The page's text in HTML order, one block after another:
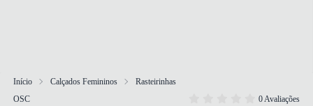
Início Calçados Femininos
Rasteirinhas
OSC
0 Avaliações